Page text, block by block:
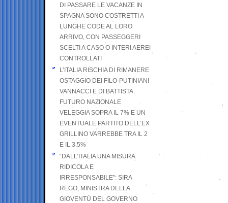
DI PASSARE LE VACANZE IN
SPAGNA SONO COSTRETTI A
LUNGHE CODE AL LORO
ARRIVO, CON PASSEGGERI
SCELTI A CASO O INTERI AEREI
CONTROLLATI
L’ITALIA RISCHIA DI RIMANERE
OSTAGGIO DEI FILO-PUTINIANI
VANNACCI E DI BATTISTA.
FUTURO NAZIONALE
VELEGGIA SOPRA IL 7% E UN
EVENTUALE PARTITO DELL’EX
GRILLINO VARREBBE TRA IL 2
E IL 3.5%
“DALL’ITALIA UNA MISURA
RIDICOLA E
IRRESPONSABILE”: SIRA
REGO, MINISTRA DELLA
GIOVENTÙ DEL GOVERNO